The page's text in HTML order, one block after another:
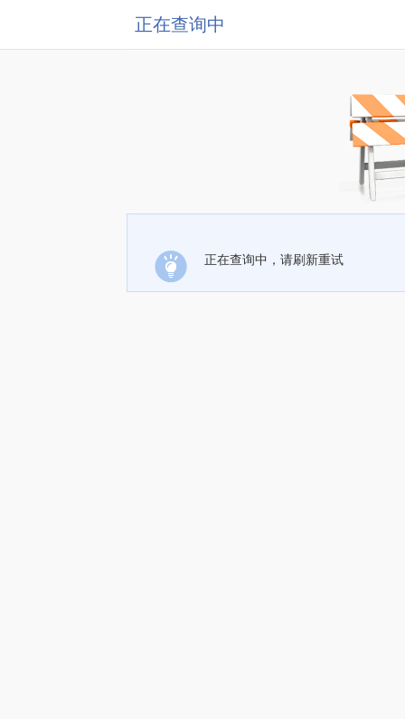
正在查询中
正在查询中，请刷新重试